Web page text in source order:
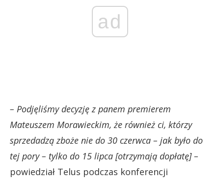
ad
– Podjęliśmy decyzję z panem premierem
Mateuszem Morawieckim, że również ci, którzy
sprzedadzą zboże nie do 30 czerwca – jak było do
tej pory – tylko do 15 lipca [otrzymają dopłatę] –
powiedział Telus podczas konferencji